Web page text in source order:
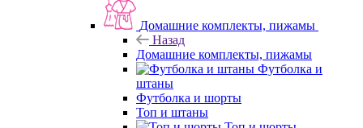
Домашние комплекты, пижамы
Назад
Домашние комплекты, пижамы
Футболка и
штаны
Футболка и шорты
Топ и штаны